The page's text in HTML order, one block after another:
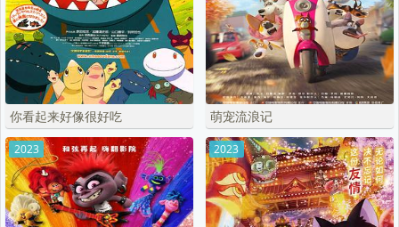
你看起来好像很好吃 萌宠流浪记
2023 2023